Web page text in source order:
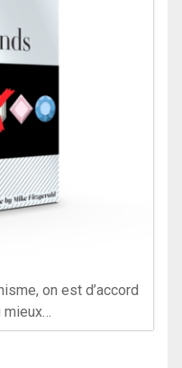
on est d’accord
mieux…